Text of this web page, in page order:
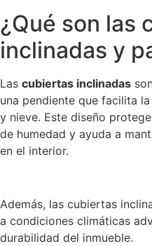
¿Qué son las
inclinadas y
Las cubiertas inclinadas
una pendiente que facilita
y nieve. Este diseño
de humedad y ayuda a
en el interior.
Además, las cubiertas
a condiciones climáticas
durabilidad del inmueble.